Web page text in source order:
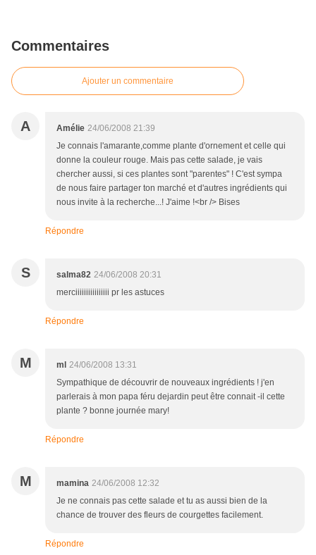
Commentaires
Ajouter un commentaire
A Amélie 24/06/2008 21:39
Je connais l'amarante,comme plante d'ornement et celle qui
donne la couleur rouge. Mais pas cette salade, je vais
chercher aussi, si ces plantes sont "parentes" ! C'est sympa
de nous faire partager ton marché et d'autres ingrédients qui
nous invite à la recherche...! J'aime !<br /> Bises
Répondre
S salma82 24/06/2008 20:31
merciiiiiiiiiiiiiiii pr les astuces
Répondre
M ml 24/06/2008 13:31
Sympathique de découvrir de nouveaux ingrédients ! j'en
parlerais à mon papa féru dejardin peut être connait -il cette
plante ? bonne journée mary!
Répondre
M mamina 24/06/2008 12:32
Je ne connais pas cette salade et tu as aussi bien de la
chance de trouver des fleurs de courgettes facilement.
Répondre